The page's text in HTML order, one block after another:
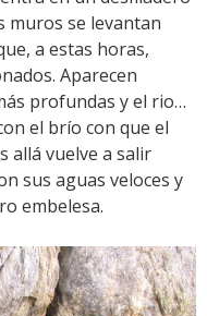
muros se levantan
a estas horas,
Aparecen
profundas y el rio…
el brío con que el
allá vuelve a salir
sus aguas veloces y
embelesa.